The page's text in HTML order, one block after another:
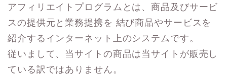
アフィリエイトプログラムとは、商品及びサービ
スの提供元と業務提携を 結び商品やサービスを
紹介するインターネット上のシステムです。
従いまして、当サイトの商品は当サイトが販売し
ている訳ではありません。